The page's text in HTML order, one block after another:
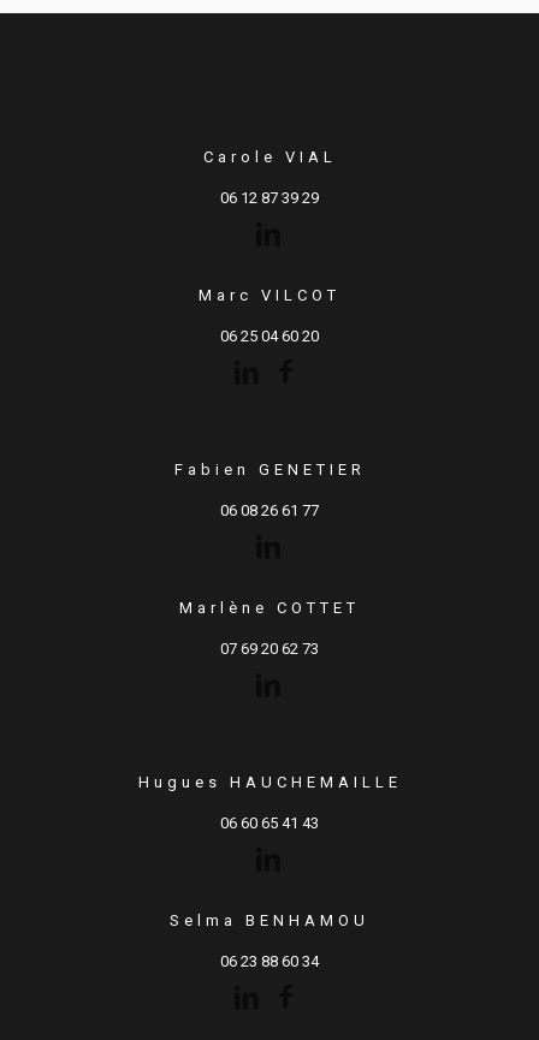
Carole VIAL
06 12 87 39 29
Marc VILCOT
06 25 04 60 20
Fabien GENETIER
06 08 26 61 77
Marlène COTTET
07 69 20 62 73
Hugues HAUCHEMAILLE
06 60 65 41 43
Selma BENHAMOU
06 23 88 60 34